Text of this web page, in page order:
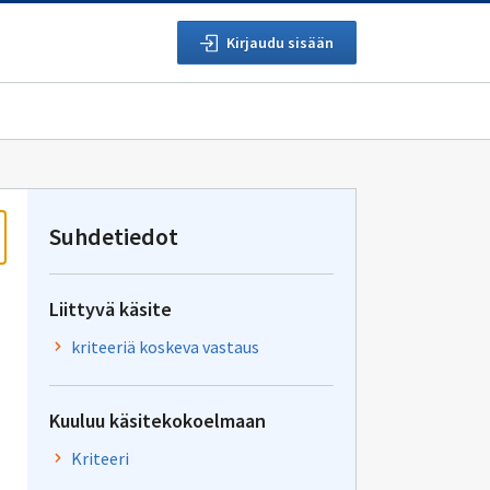
Kirjaudu sisään
Suhdetiedot
Liittyvä käsite
kriteeriä koskeva vastaus
Kuuluu käsitekokoelmaan
Kriteeri